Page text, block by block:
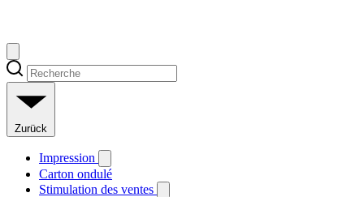
Zurück
Impression
Carton ondulé
Stimulation des ventes